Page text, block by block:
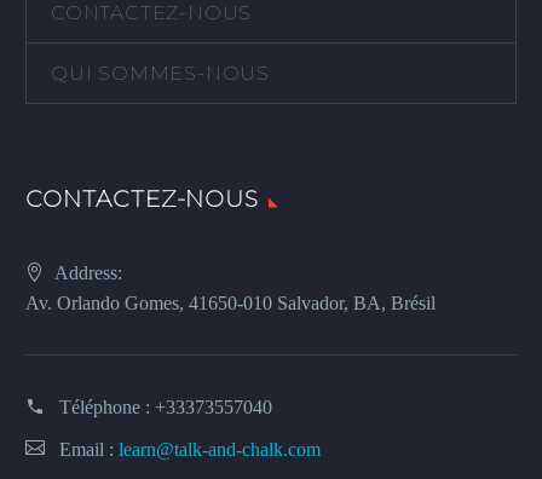
CONTACTEZ-NOUS
QUI SOMMES-NOUS
CONTACTEZ-NOUS
Address:
Av. Orlando Gomes, 41650-010 Salvador, BA, Brésil
Téléphone : +33373557040
Email : learn@talk-and-chalk.com